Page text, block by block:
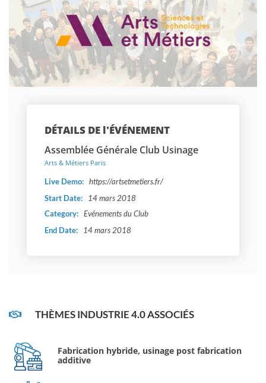
DÉTAILS DE l'ÉVÉNEMENT
Assemblée Générale Club Usinage
Arts & Métiers Paris
Live Demo: https://artsetmetiers.fr/
Start Date:
14 mars 2018
Category: Evénements du Club
End Date:
14 mars 2018
THÈMES INDUSTRIE 4.0 ASSOCIÉS
Fabrication hybride, usinage post fabrication
additive